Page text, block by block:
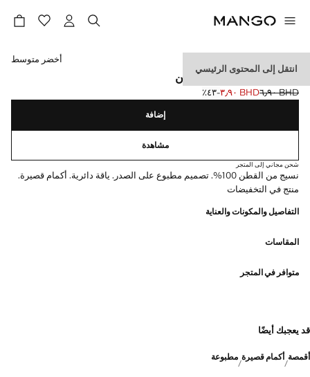
انتقل إلى المحتوى الرئيسي
تي شيرت مطبوع من القطن
السعر الأول محذوف [BHD ٦٫٩٠ ]
BHD ٦٫٩٠
السعر الحالي [BHD ٣٫٩٠ ]
BHD ٣٫٩٠ ؜-٤٣٪؜
حدد اللون
أخضر متوسط
إضافة
مشاهدة
شحن مجاني إلى المتجر
نسيج من القطن 100%. تصميم مطبوع على الصدر. ياقة دائرية. أكمام قصيرة.
منتج في التخفيضات
التفاصيل والمكونات والعناية
المقاسات
متوافر في المتجر
قد يعجبك أيضًا
أقمصة أكمام قصيرة مطبوعة